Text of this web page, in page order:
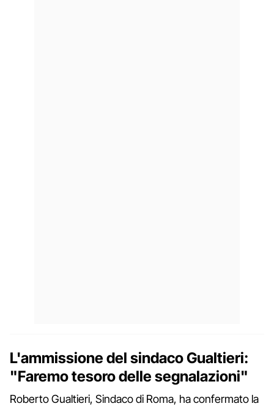
L'ammissione del sindaco Gualtieri:
"Faremo tesoro delle segnalazioni"
Roberto Gualtieri, Sindaco di Roma, ha confermato la